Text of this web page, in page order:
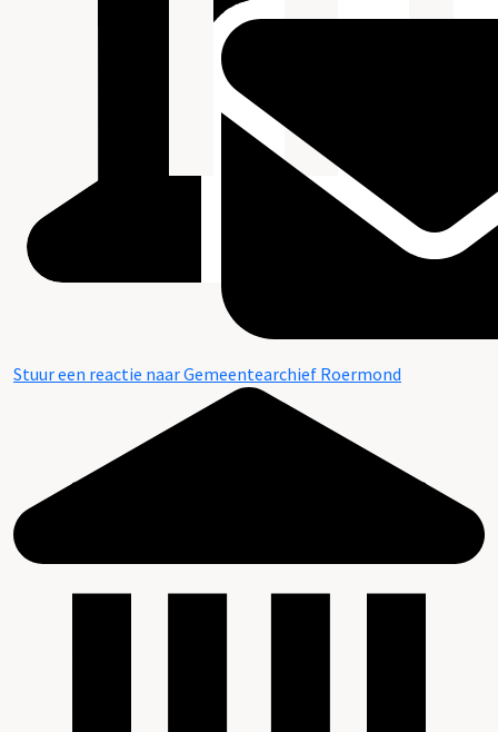
Stuur een reactie naar Gemeentearchief Roermond